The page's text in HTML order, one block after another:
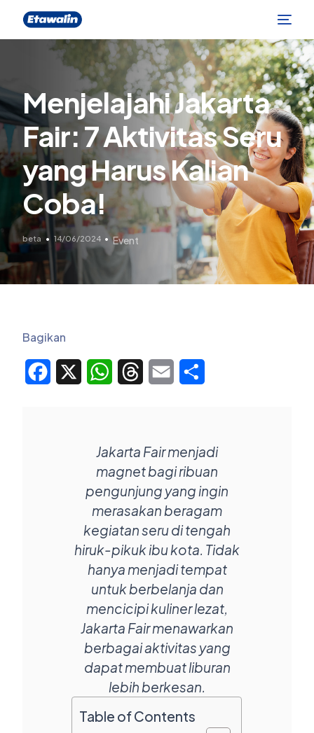
Menjelajahi Jakarta
Fair: 7 Aktivitas Seru
yang Harus Kalian
Coba!
beta 14/06/2024 Event
Bagikan
Facebook WhatsAppThreadsEmail
Jakarta Fair menjadi
magnet bagi ribuan
pengunjung yang ingin
merasakan beragam
kegiatan seru di tengah
hiruk-pikuk ibu kota. Tidak
hanya menjadi tempat
untuk berbelanja dan
mencicipi kuliner lezat,
Jakarta Fair menawarkan
berbagai aktivitas yang
dapat membuat liburan
lebih berkesan.
Table of Contents